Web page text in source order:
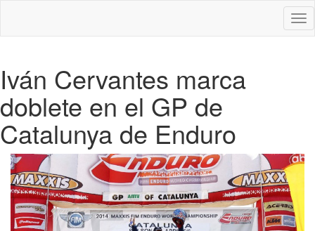
Iván Cervantes marca
doblete en el GP de
Catalunya de Enduro